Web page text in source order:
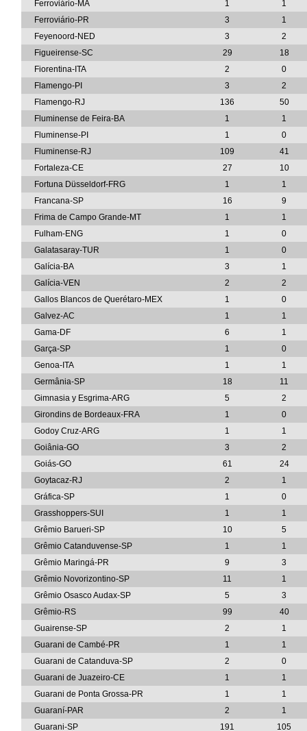
Ferroviário-MA
1
1
Ferroviário-PR
3
1
Feyenoord-NED
3
2
Figueirense-SC
29
18
Fiorentina-ITA
2
0
Flamengo-PI
3
2
Flamengo-RJ
136
50
Fluminense de Feira-BA
1
1
Fluminense-PI
1
0
Fluminense-RJ
109
41
Fortaleza-CE
27
10
Fortuna Düsseldorf-FRG
1
1
Francana-SP
16
9
Frima de Campo Grande-MT
1
1
Fulham-ENG
1
0
Galatasaray-TUR
1
0
Galícia-BA
3
1
Galícia-VEN
2
2
Gallos Blancos de Querétaro-MEX
1
0
Galvez-AC
1
1
Gama-DF
6
1
Garça-SP
1
0
Genoa-ITA
1
1
Germânia-SP
18
11
Gimnasia y Esgrima-ARG
5
2
Girondins de Bordeaux-FRA
1
0
Godoy Cruz-ARG
1
1
Goiânia-GO
3
2
Goiás-GO
61
24
Goytacaz-RJ
2
1
Gráfica-SP
1
0
Grasshoppers-SUI
1
1
Grêmio Barueri-SP
10
5
Grêmio Catanduvense-SP
1
1
Grêmio Maringá-PR
9
3
Grêmio Novorizontino-SP
11
1
Grêmio Osasco Audax-SP
5
3
Grêmio-RS
99
40
Guairense-SP
2
1
Guarani de Cambé-PR
1
1
Guarani de Catanduva-SP
2
0
Guarani de Juazeiro-CE
1
1
Guarani de Ponta Grossa-PR
1
1
Guaraní-PAR
2
1
Guarani-SP
191 105